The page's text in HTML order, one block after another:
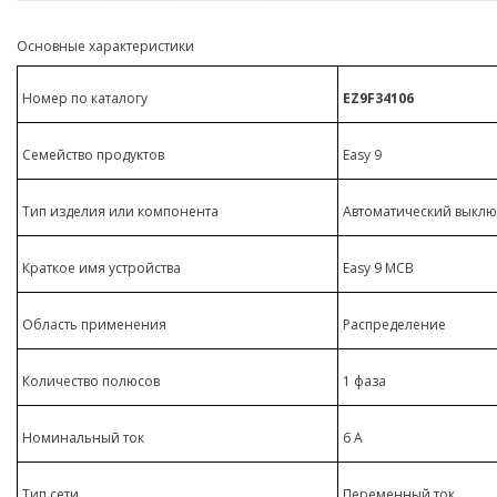
Основные характеристики
Номер по каталогу EZ9F34106
Семейство продуктов Easy 9
Тип изделия или компонента Автоматический
Краткое имя устройства Easy 9 MCB
Область применения Распределение
Количество полюсов 1 фаза
Номинальный ток 6 А